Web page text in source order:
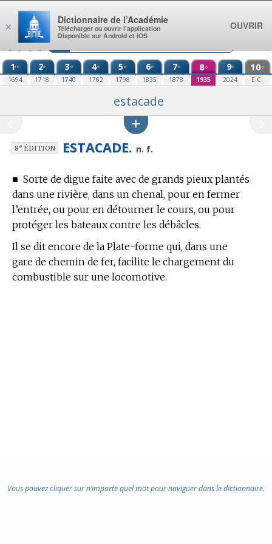
Aller au contenu
1re
1694
2e
1718
3e
1740
4e
1762
5e
1798
6e
1835
7e
1878
8e
1935
9e
2024
10e
E.C.
estacade
8eÉDITION ESTACADE. n. f.
■ Sorte de digue faite avec de grands pieux plantés
dans une rivière, dans un chenal, pour en fermer
l’entrée, ou pour en détourner le cours, ou pour
protéger les bateaux contre les débâcles.
Il se dit encore de la Plate-forme qui, dans une
gare de chemin de fer, facilite le chargement du
combustible sur une locomotive.
Vous pouvez cliquer sur n’importe quel mot pour naviguer dans le dictionnaire.
×
Dictionnaire de l’Académie
Télécharger ou ouvrir l’application
Disponible sur Android et iOS
OUVRIR